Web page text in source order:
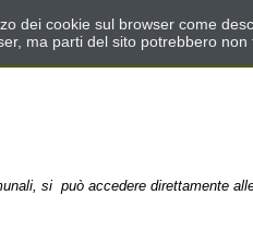
si può accedere direttamente
dei cookie sul browser come
ma parti del sito potrebbero non